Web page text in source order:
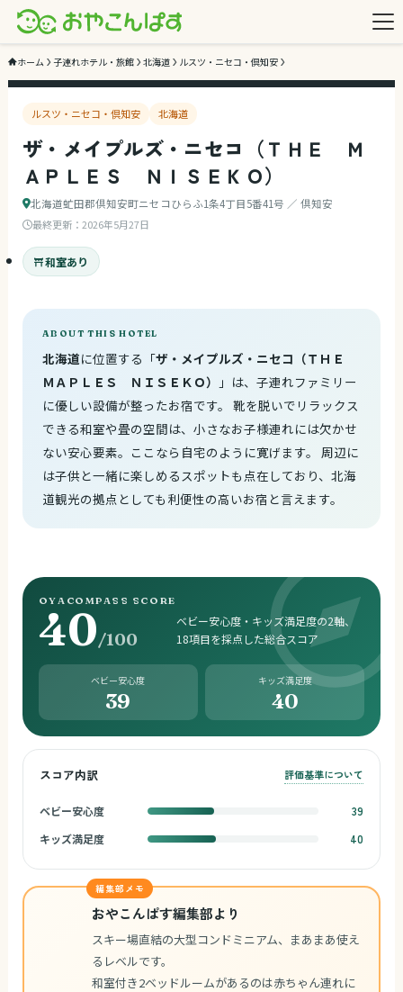
ホーム 子連れホテル・旅館 北海道 ルスツ・ニセコ・倶知安
ルスツ・ニセコ・倶知安 北海道
ザ・メイプルズ・ニセコ（ＴＨＥ Ｍ
ＡＰＬＥＳ ＮＩＳＥＫＯ）
北海道虻田郡倶知安町ニセコひらふ1条4丁目5番41号 ／ 倶知安
最終更新： 2026年5月27日
和室あり
ABOUT THIS HOTEL
北海道に位置する「ザ・メイプルズ・ニセコ（ＴＨＥ
ＭＡＰＬＥＳ ＮＩＳＥＫＯ）
」は、子連れファミリー
に優しい設備が整ったお宿です。 靴を脱いでリラックス
できる和室や畳の空間は、小さなお子様連れには欠かせ
ない安心要素。ここなら自宅のように寛げます。 周辺に
は子供と一緒に楽しめるスポットも点在しており、北海
道観光の拠点としても利便性の高いお宿と言えます。
OYACOMPASS SCORE
40/100
ベビー安心度・キッズ満足度の2軸、
18項目を採点した総合スコア
ベビー安心度
39
キッズ満足度
40
スコア内訳 評価基準について
ベビー安心度
39
キッズ満足度
40
編集部メモ
おやこんぱす編集部より
スキー場直結の大型コンドミニアム、まあまあ使え
るレベルです。
和室付き2ベッドルームがあるのは赤ちゃん連れに